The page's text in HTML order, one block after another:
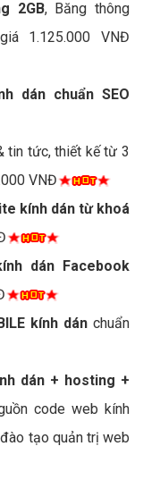
2GB, Băng thông
1.125.000 VNĐ
dán chuẩn SEO
tin tức, thiết kế từ 3
VNĐ
kính dán từ khoá
dán Facebook
kính dán chuẩn
dán + hosting +
code web kính
tạo quản trị web